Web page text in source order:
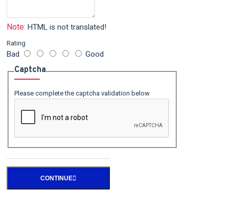
Note: HTML is not translated!
Rating
Bad Good
Captcha
Please complete the captcha validation below
CONTINUE